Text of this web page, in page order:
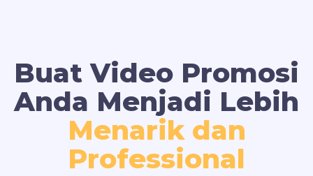
Buat Video Promosi
Anda Menjadi Lebih
Menarik dan
Professional